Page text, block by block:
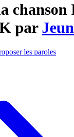
par
les paroles